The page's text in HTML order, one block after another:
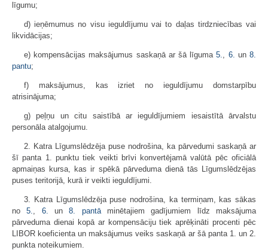
līgumu;
d) ieņēmumus no visu ieguldījumu vai to daļas tirdzniecības vai
likvidācijas;
e) kompensācijas maksājumus saskaņā ar šā līguma5., 6. un8.
pantu;
f) maksājumus, kas izriet no ieguldījumu domstarpību
atrisinājuma;
g) peļņu un citu saistībā ar ieguldījumiem iesaistītā ārvalstu
personāla atalgojumu.
2. Katra Līgumslēdzēja puse nodrošina, ka pārvedumi saskaņā ar
šī panta 1. punktu tiek veikti brīvi konvertējamā valūtā pēc oficiālā
apmaiņas kursa, kas ir spēkā pārveduma dienā tās Līgumslēdzējas
puses teritorijā, kurā ir veikti ieguldījumi.
3. Katra Līgumslēdzēja puse nodrošina, ka termiņam, kas sākas
no5., 6.un8. pantāminētajiem gadījumiem līdz maksājuma
pārveduma dienai kopā ar kompensāciju tiek aprēķināti procenti pēc
LIBOR koeficienta un maksājumus veiks saskaņā ar šā panta 1. un 2.
punkta noteikumiem.